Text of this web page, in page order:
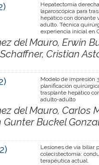
Hepatectomía
laparoscópica para
hepático con donante
adulto. Técnica
experiencia inicial en
del Mauro, Erwin
Cristian
Modelo de impresión
planificación
trasplante hepático
adulto-adulto
del Mauro, Carlos
Buckel
Lesiones de vía biliar
colecistectomía:
terapéutica actual.